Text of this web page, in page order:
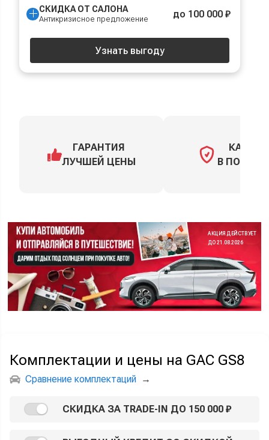
СКИДКА ОТ САЛОНА
Антикризисное предложение до 100 000 ₽
Узнать выгоду
ГАРАНТИЯ
ЛУЧШЕЙ ЦЕНЫ
КАСКО
В
АКЦИЯ ДЕЙСТВУЕТ
ДО 21.08.2026
Комплектации и цены на GAC GS8
Сравнение комплектаций →
СКИДКА ЗА TRADE-IN ДО 150 000 ₽